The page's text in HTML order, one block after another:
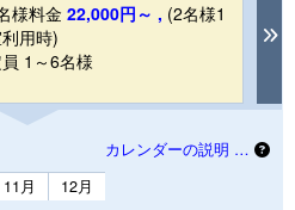
様料金 22,000円～ , (2名様1
用時)
1～6名様
カレンダーの説明 …
11月 12月